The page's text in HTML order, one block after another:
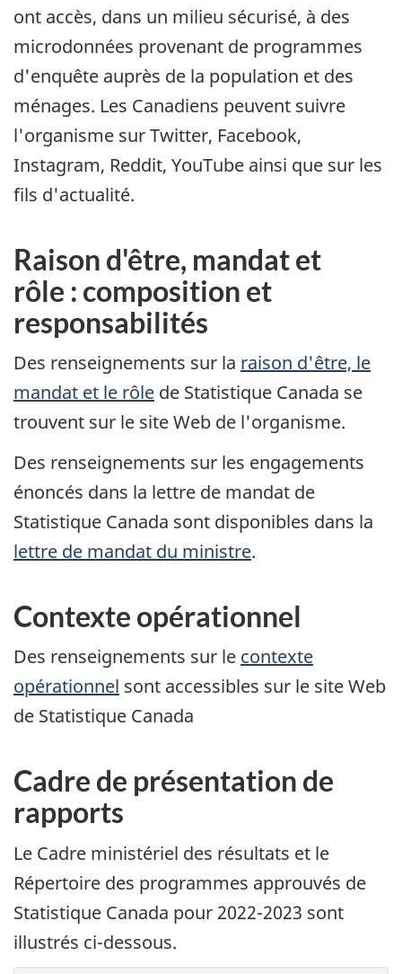
ont accès, dans un milieu sécurisé, à des
microdonnées provenant de programmes
d'enquête auprès de la population et des
ménages. Les Canadiens peuvent suivre
l'organisme sur Twitter, Facebook,
Instagram, Reddit, YouTube ainsi que sur les
fils d'actualité.
Raison d'être, mandat et
rôle : composition et
responsabilités
Des renseignements sur la raison d'être, le
mandat et le rôle de Statistique Canada se
trouvent sur le site Web de l'organisme.
Des renseignements sur les engagements
énoncés dans la lettre de mandat de
Statistique Canada sont disponibles dans la
lettre de mandat du ministre.
Contexte opérationnel
Des renseignements sur le contexte
opérationnel sont accessibles sur le site Web
de Statistique Canada
Cadre de présentation de
rapports
Le Cadre ministériel des résultats et le
Répertoire des programmes approuvés de
Statistique Canada pour 2022-2023 sont
illustrés ci-dessous.